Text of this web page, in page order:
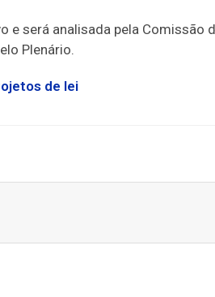
e será analisada pela Comissão
Plenário.
de lei